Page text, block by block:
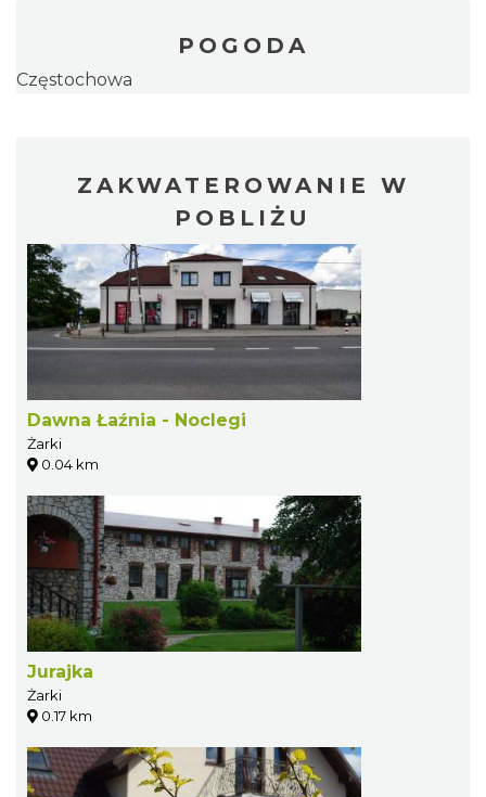
POGODA
Częstochowa
ZAKWATEROWANIE W
POBLIŻU
Dawna Łaźnia - Noclegi
Żarki
0.04 km
Jurajka
Żarki
0.17 km